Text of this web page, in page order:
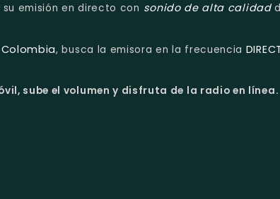
emisión en directo con sonido de alta calidad
, busca la emisora en la frecuencia
sube el volumen y disfruta de la radio en línea.